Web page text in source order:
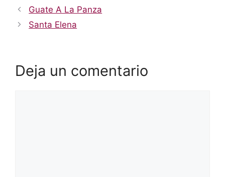
Guate A La Panza
Santa Elena
Deja un comentario